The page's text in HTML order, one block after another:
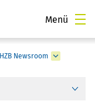
Menü
HZB Newsroom